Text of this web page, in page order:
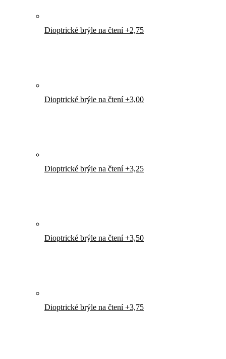
Dioptrické brýle na čtení +2,75
Dioptrické brýle na čtení +3,00
Dioptrické brýle na čtení +3,25
Dioptrické brýle na čtení +3,50
Dioptrické brýle na čtení +3,75